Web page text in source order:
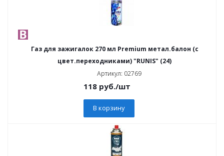
Газ для зажигалок 270 мл Premium метал.балон (с
цвет.переходниками) "RUNIS" (24)
Артикул: 02769
118 руб./шт
В корзину